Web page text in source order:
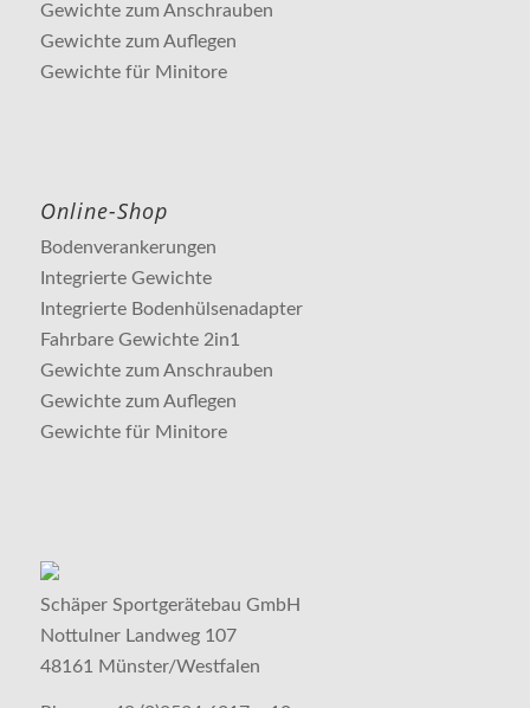
Gewichte zum Anschrauben
Gewichte zum Auflegen
Gewichte für Minitore
Online-Shop
Bodenverankerungen
Integrierte Gewichte
Integrierte Bodenhülsenadapter
Fahrbare Gewichte 2in1
Gewichte zum Anschrauben
Gewichte zum Auflegen
Gewichte für Minitore
Schäper Sportgerätebau GmbH
Nottulner Landweg 107
48161 Münster/Westfalen